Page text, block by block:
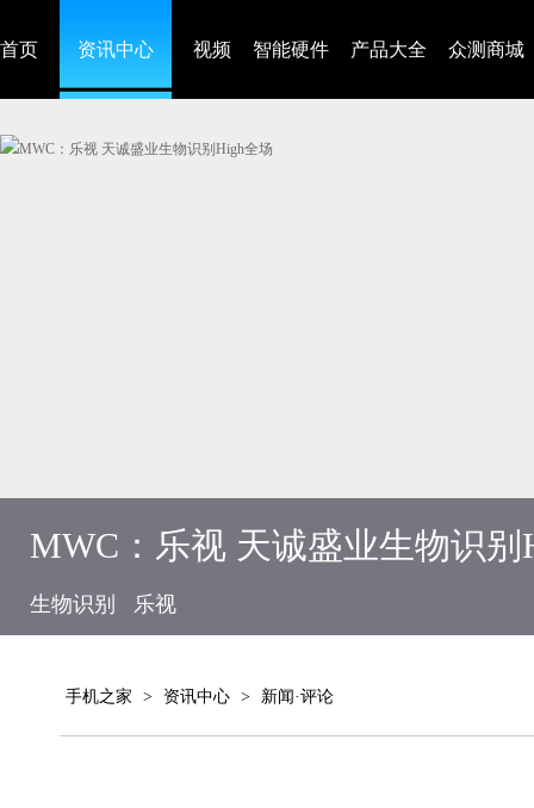
首页 资讯中心 视频 智能硬件 产品大全 众测商城
MWC：乐视 天诚盛业生物识别
生物识别 乐视
手机之家 > 资讯中心 > 新闻·评论